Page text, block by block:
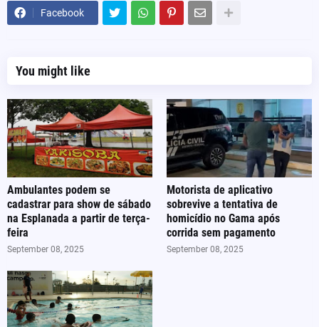
Facebook
You might like
Ambulantes podem se
cadastrar para show de sábado
na Esplanada a partir de terça-
feira
September 08, 2025
Motorista de aplicativo
sobrevive a tentativa de
homicídio no Gama após
corrida sem pagamento
September 08, 2025